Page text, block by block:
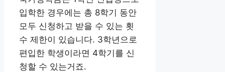
입학한 경우에는 총 8학기 동안
모두 신청하고 받을 수 있는 횟
수 제한이 있습니다. 3학년으로
편입한 학생이라면 4학기를 신
청할 수 있는거죠.